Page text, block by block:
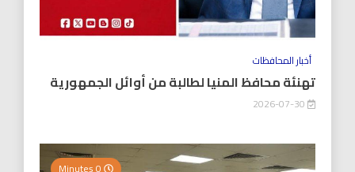
أخبار المحافظات
تهنئة محافظ المنيا لطالبة من أوائل الجمهورية